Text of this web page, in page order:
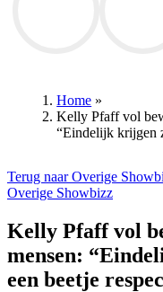
Kruimelpad
Home »
Kelly Pfaff vol
“Eindelijk krijgen
Terug naar Overige
Overige Showbizz
Kelly Pfaff vol
mensen:
een beetje